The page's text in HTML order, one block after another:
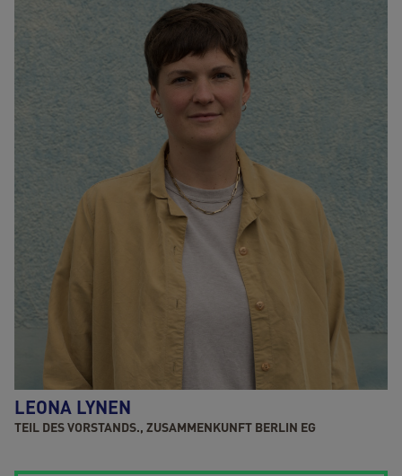
LEONA LYNEN
TEIL DES VORSTANDS., ZUSAMMENKUNFT BERLIN EG